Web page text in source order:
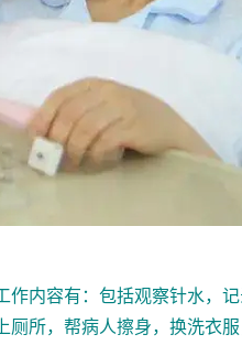
内容有：包括观察针水，
所，帮病人擦身，换洗衣服